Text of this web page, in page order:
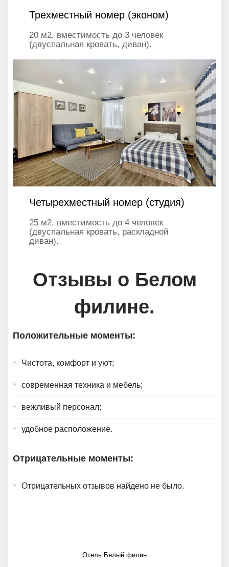
Трехместный номер (эконом)
20 м2, вместимость до 3 человек
(двуспальная кровать, диван).
Четырехместный номер (студия)
25 м2, вместимость до 4 человек
(двуспальная кровать, раскладной
диван).
Отзывы о Белом
филине.
Положительные моменты:
Чистота, комфорт и уют;
современная техника и мебель;
вежливый персонал;
удобное расположение.
Отрицательные моменты:
Отрицательных отзывов найдено не было.
Отель Белый филин